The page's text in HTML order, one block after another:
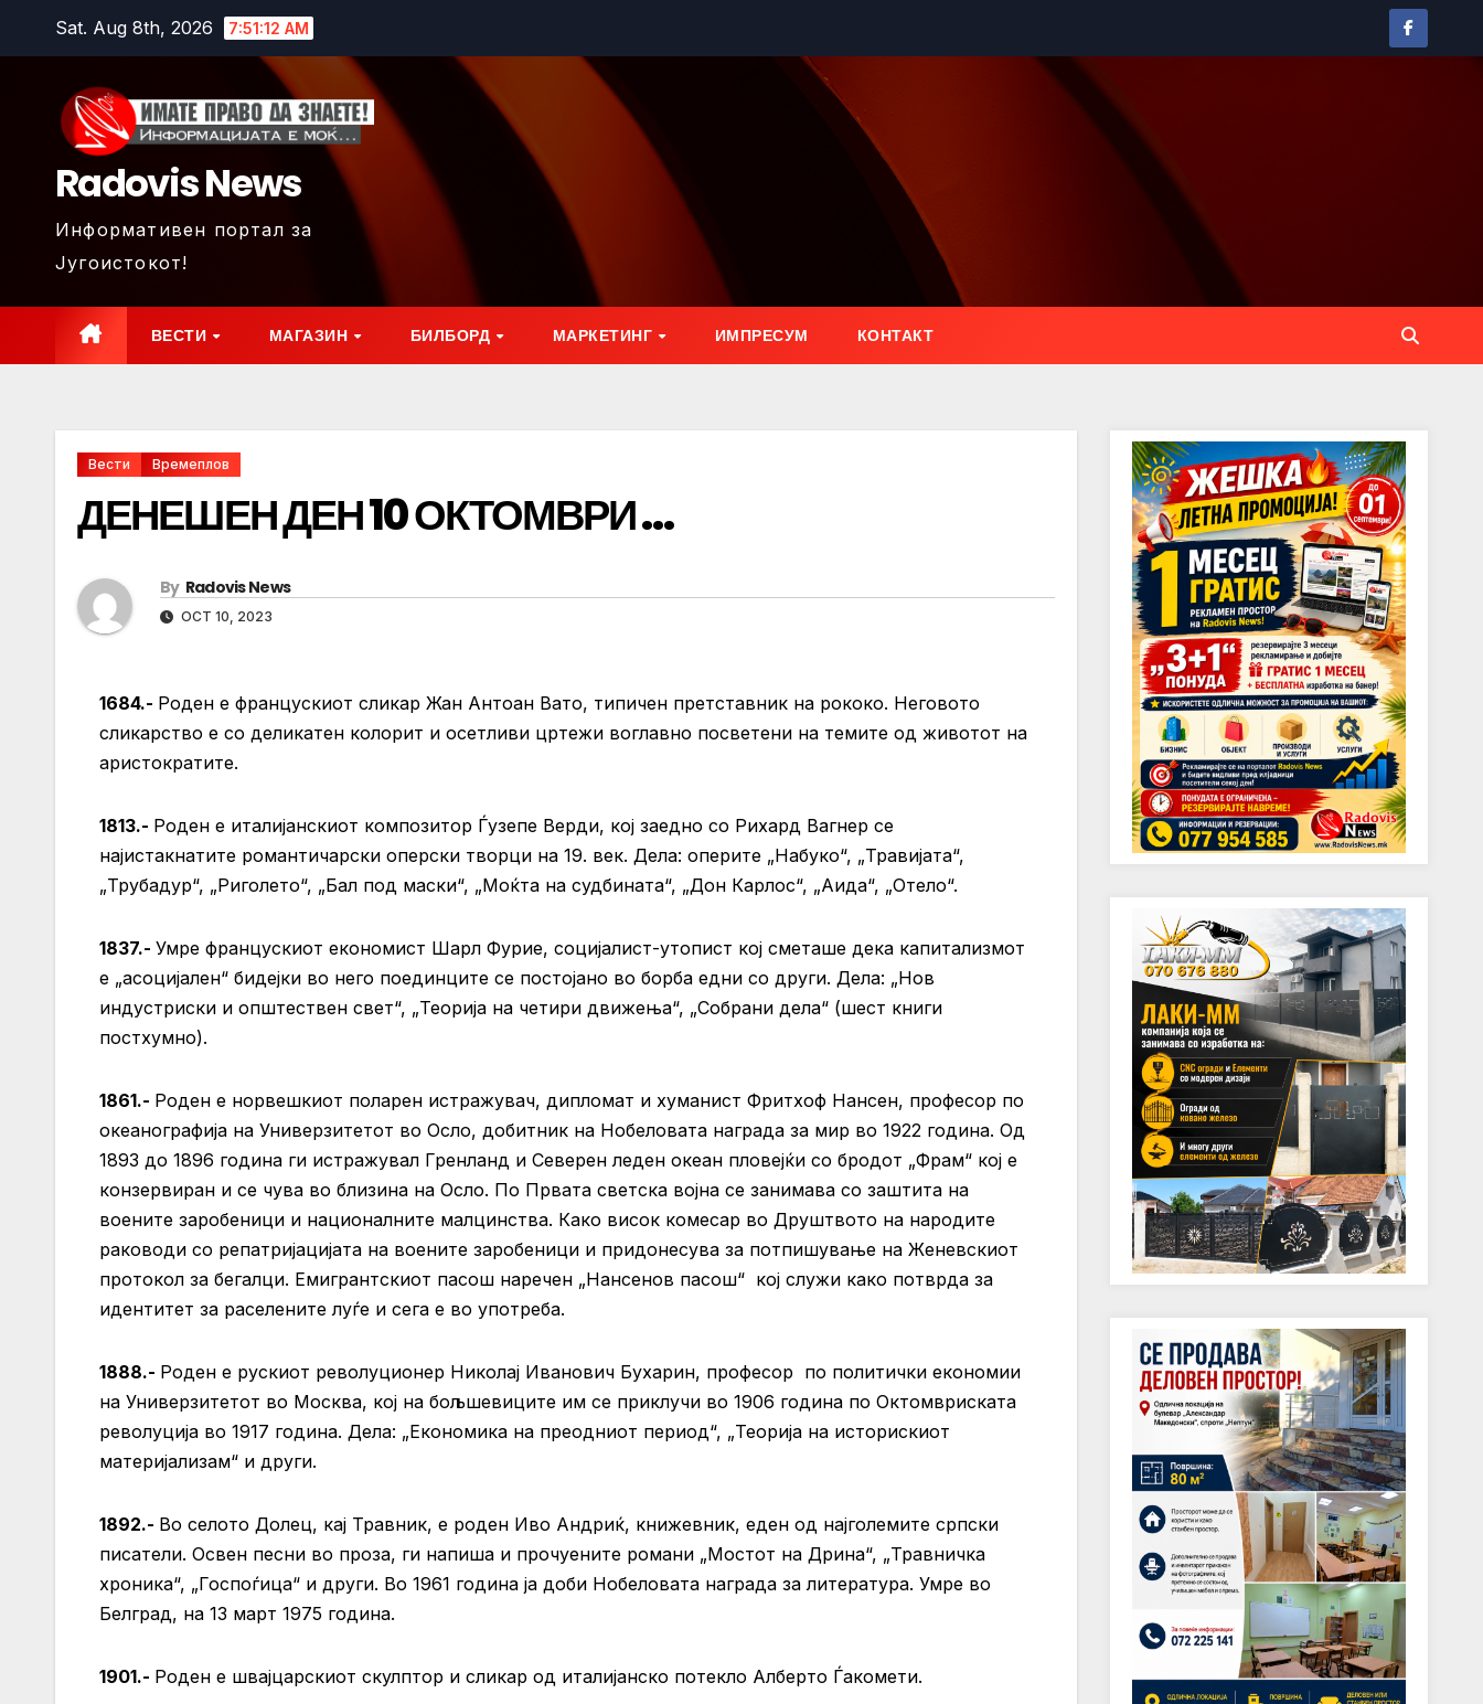
Sat. Aug 8th, 2026 7:51:14 AM
Radovis News
Информативен портал за
Југоистокот!
ВЕСТИ МАГАЗИН БИЛБОРД МАРКЕТИНГ ИМПРЕСУМ КОНТАКТ
Вести Времеплов
ДЕНЕШЕН ДЕН 10 ОКТОМВРИ …
By Radovis News
OCT 10, 2023
1684.- Роден е францускиот сликар Жан Антоан Вато, типичен претставник на рококо. Неговото
сликарство е со деликатен колорит и осетливи цртежи воглавно посветени на темите од животот на
аристократите.
1813.- Роден е италијанскиот композитор Ѓузепе Верди, кој заедно со Рихард Вагнер се
најистакнатите романтичарски оперски творци на 19. век. Дела: оперите „Набуко“, „Травијата“,
„Трубадур“, „Риголето“, „Бал под маски“, „Моќта на судбината“, „Дон Карлос“, „Аида“, „Отело“.
1837.- Умре францускиот економист Шарл Фурие, социјалист-утопист кој сметаше дека капитализмот
е „асоцијален“ бидејки во него поединците се постојано во борба едни со други. Дела: „Нов
индустриски и општествен свет“, „Теорија на четири движења“, „Собрани дела“ (шест книги
постхумно).
1861.- Роден е норвешкиот поларен истражувач, дипломат и хуманист Фритхоф Нансен, професор по
океанографија на Универзитетот во Осло, добитник на Нобеловата награда за мир во 1922 година. Од
1893 до 1896 година ги истражувал Гренланд и Северен леден океан пловејќи со бродот „Фрам“ кој е
конзервиран и се чува во близина на Осло. По Првата светска војна се занимава со заштита на
воените заробеници и националните малцинства. Како висок комесар во Друштвото на народите
раководи со репатријацијата на воените заробеници и придонесува за потпишување на Женевскиот
протокол за бегалци. Емигрантскиот пасош наречен „Нансенов пасош“ кој служи како потврда за
идентитет за раселените луѓе и сега е во употреба.
1888.- Роден е рускиот револуционер Николај Иванович Бухарин, професор по политички економии
на Универзитетот во Москва, кој на бољшевиците им се приклучи во 1906 година по Октомвриската
револуција во 1917 година. Дела: „Економика на преодниот период“, „Теорија на историскиот
материјализам“ и други.
1892.- Во селото Долец, кај Травник, е роден Иво Андриќ, книжевник, еден од најголемите српски
писатели. Освен песни во проза, ги напиша и прочуените романи „Мостот на Дрина“, „Травничка
хроника“, „Госпоѓица“ и други. Во 1961 година ја доби Нобеловата награда за литература. Умре во
Белград, на 13 март 1975 година.
1901.- Роден е швајцарскиот скулптор и сликар од италијанско потекло Алберто Ѓакомети.